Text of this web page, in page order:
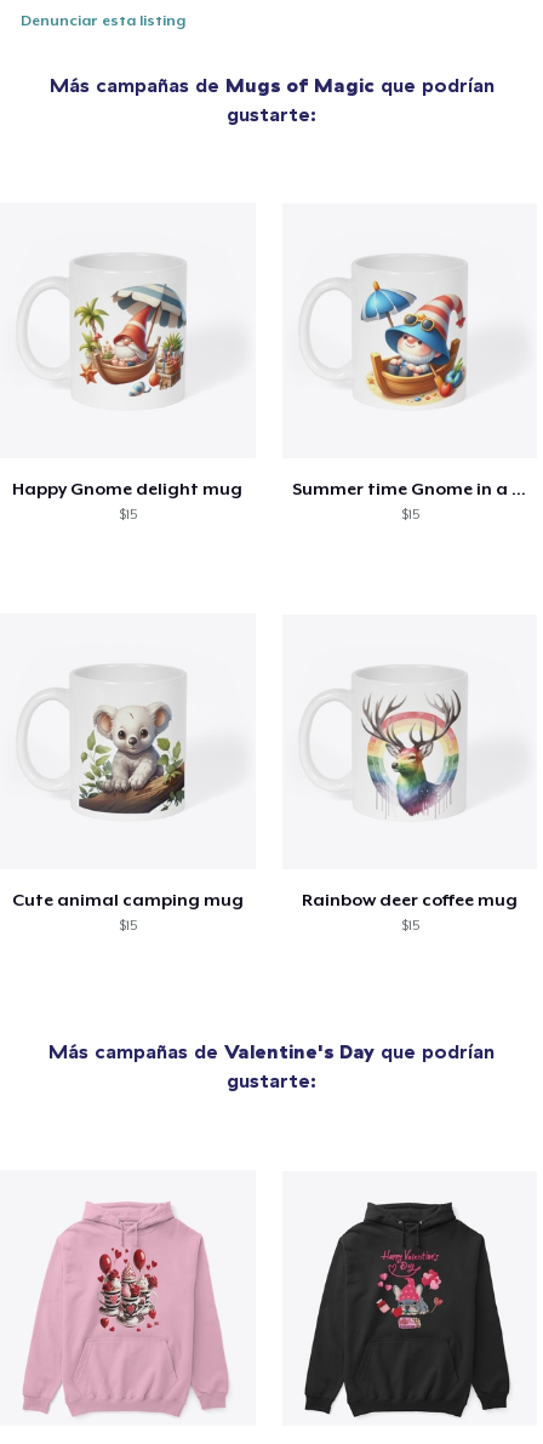
Denunciar esta listing
Más campañas de Mugs of Magicque podrían
gustarte:
Happy Gnome delight mug
$15
Summer time Gnome in a boat camp mug
$15
Cute animal camping mug
$15
Rainbow deer coffee mug
$15
Más campañas de Valentine's Day que podrían
gustarte: